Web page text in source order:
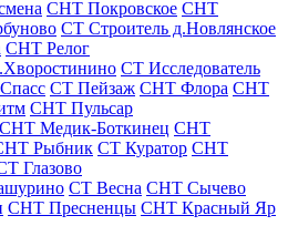
СНТ Покровское СНТ
СТ Строитель д.Новлянское
СНТ Релог
СТ Исследователь
СТ Пейзаж СНТ Флора СНТ
СНТ Пульсар
СНТ Медик-Боткинец СНТ
Рыбник СТ Куратор СНТ
Глазово
СТ Весна СНТ Сычево
СНТ Пресненцы СНТ Красный Яр